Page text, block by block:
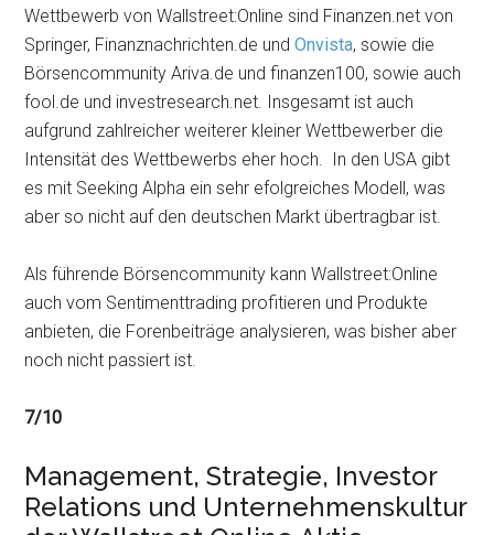
Wettbewerb von Wallstreet:Online sind Finanzen.net von
Springer, Finanznachrichten.de undOnvista, sowie die
Börsencommunity Ariva.de und finanzen100, sowie auch
fool.de und investresearch.net. Insgesamt ist auch
aufgrund zahlreicher weiterer kleiner Wettbewerber die
Intensität des Wettbewerbs eher hoch. In den USA gibt
es mit Seeking Alpha ein sehr efolgreiches Modell, was
aber so nicht auf den deutschen Markt übertragbar ist.
Als führende Börsencommunity kann Wallstreet:Online
auch vom Sentimenttrading profitieren und Produkte
anbieten, die Forenbeiträge analysieren, was bisher aber
noch nicht passiert ist.
7/10
Management, Strategie, Investor
Relations und Unternehmenskultur